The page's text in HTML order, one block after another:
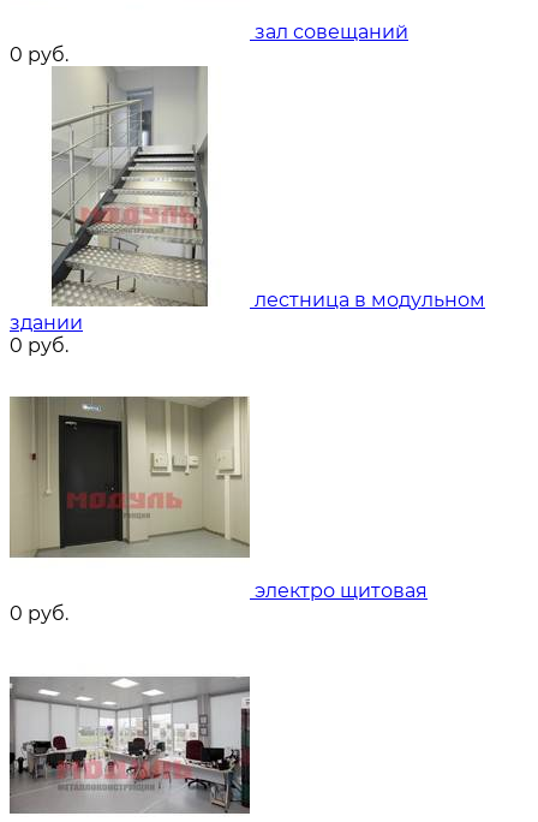
зал совещаний
0 руб.
лестница в модульном
здании
0 руб.
электро щитовая
0 руб.